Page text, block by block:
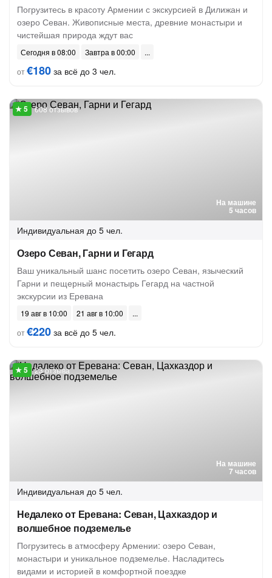
Погрузитесь в красоту Армении с экскурсией в Дилижан и
озеро Севан. Живописные места, древние монастыри и
чистейшая природа ждут вас
Сегодня в 08:00
Завтра в 00:00
от€180 за всё до 3 чел.
На машине
5 часов
608 отзывов
Индивидуальная до 5 чел.
Озеро Севан, Гарни и Гегард
Ваш уникальный шанс посетить озеро Севан, языческий
Гарни и пещерный монастырь Гегард на частной
экскурсии из Еревана
19 авг в 10:00
21 авг в 10:00
от€220 за всё до 5 чел.
На машине
7 часов
23 отзыва
Индивидуальная до 5 чел.
Недалеко от Еревана: Севан, Цахказдор и
волшебное подземелье
Погрузитесь в атмосферу Армении: озеро Севан,
монастыри и уникальное подземелье. Насладитесь
видами и историей в комфортной поездке